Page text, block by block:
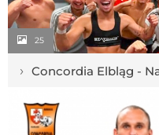
25
› Concordia Elbląg -